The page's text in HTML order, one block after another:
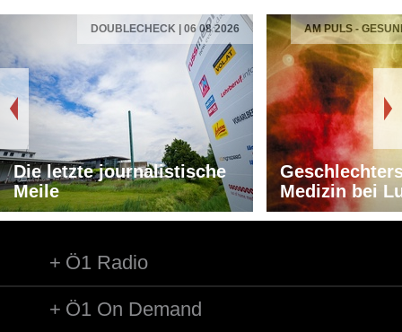
DOUBLECHECK | 06 08 2026
Die letzte journalistische
Meile
AM PULS -
Medizin bei
Ö1 Radio
Ö1 On Demand